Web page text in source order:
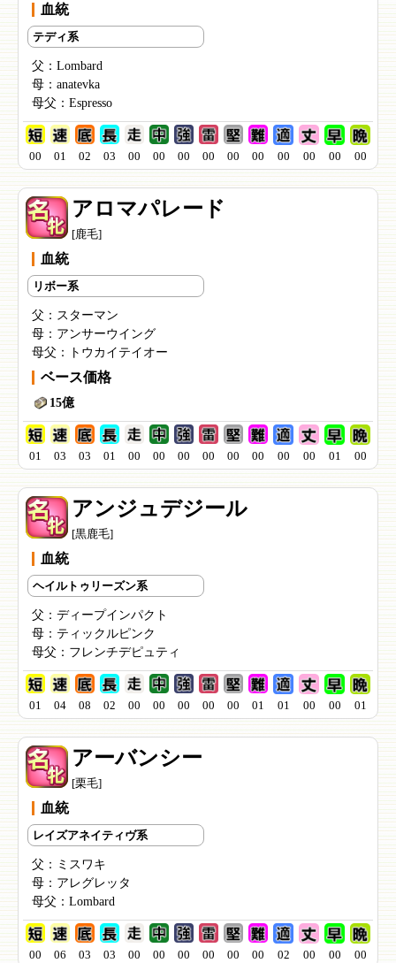
血統
テディ系
父： Lombard
母： anatevka
母父： Espresso
00 01 02 03 00 00 00 00 00 00 00 00 00 00
アロマパレード
[鹿毛]
血統
リボー系
父： スターマン
母： アンサーウイング
母父：
トウカイテイオー
ベース価格
15億
01 03 03 01 00 00 00 00 00 00 00 00 01 00
アンジュデジール
[黒鹿毛]
血統
ヘイルトゥリーズン系
父： ディープインパクト
母： ティックルピンク
母父： フレンチデピュティ
01 04 08 02 00 00 00 00 00 01 01 00 00 01
アーバンシー
[栗毛]
血統
レイズアネイティヴ系
父： ミスワキ
母： アレグレッタ
母父： Lombard
00 06 03 03 00 00 00 00 00 00 02 00 00 00